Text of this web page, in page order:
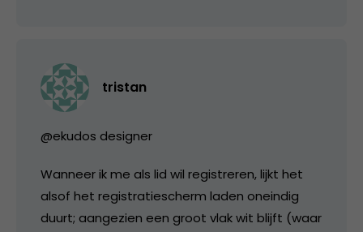
tristan
@ekudos designer
Wanneer ik me als lid wil registreren, lijkt het
alsof het registratiescherm laden oneindig
duurt; aangezien een groot vlak wit blijft (waar